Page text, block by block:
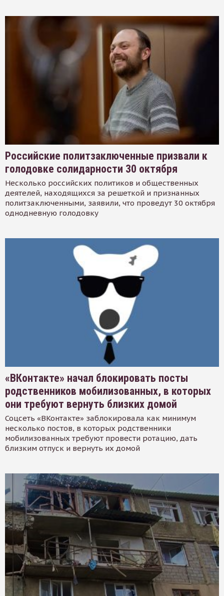
Российские политзаключенные призвали к
голодовке солидарности 30 октября
Несколько российских политиков и общественных
деятелей, находящихся за решеткой и признанных
политзаключенными, заявили, что проведут 30 октября
однодневную голодовку
«ВКонтакте» начал блокировать посты
родственников мобилизованных, в которых
они требуют вернуть близких домой
Соцсеть «ВКонтакте» заблокировала как минимум
несколько постов, в которых родственники
мобилизованных требуют провести ротацию, дать
близким отпуск и вернуть их домой